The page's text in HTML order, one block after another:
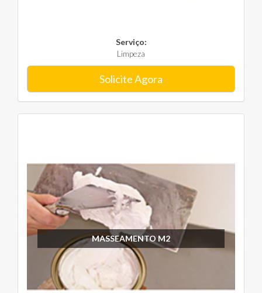
Serviço:
Limpeza
Solicite Agora
MASSEAMENTO M2